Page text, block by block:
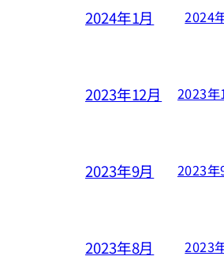
2024年1月 2024
2023年12月 2023年
2023年9月 2023年
2023年8月 2023